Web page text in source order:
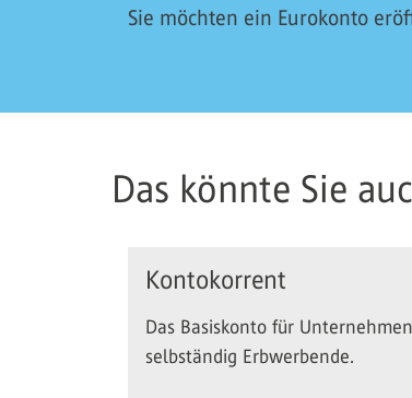
Sie möchten ein Eurokonto
Das könnte Sie
Kontokorrent
Das Basiskonto für
selbständig Erbwerbende.